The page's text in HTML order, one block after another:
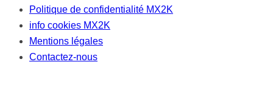
Politique de confidentialité MX2K
info cookies MX2K
Mentions légales
Contactez-nous